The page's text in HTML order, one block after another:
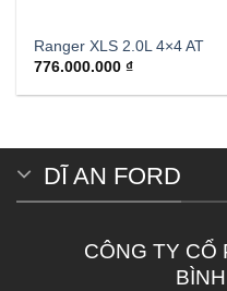
Ranger XLS 2.0L 4×4 AT
776.000.000₫
DĨ AN FORD
CÔNG TY CỔ